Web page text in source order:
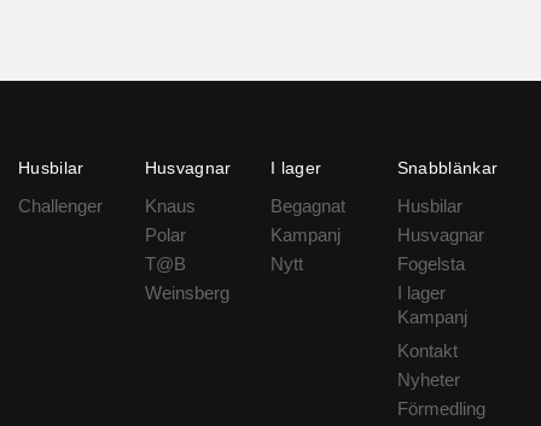
Husbilar
Challenger
Husvagnar
Knaus
Polar
T@B
Weinsberg
I lager
Begagnat
Kampanj
Nytt
Snabblänkar
Husbilar
Husvagnar
Fogelsta
I lager
Kampanj
Kontakt
Nyheter
Förmedling